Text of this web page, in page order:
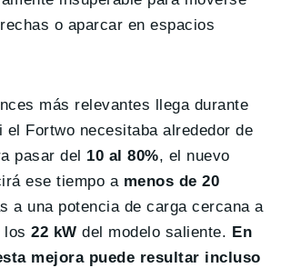
o aparcar en espacios
más relevantes llega durante
el Fortwo necesitaba alrededor de
pasar del 10 al 80%, el nuevo
ese tiempo a menos de 20
a una potencia de carga cercana a
los22 kW del modelo saliente. En
mejora puede resultar incluso